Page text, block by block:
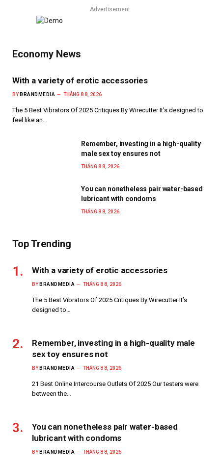
Advertisement
Economy News
With a variety of erotic accessories
BY BRANDMEDIA THÁNG 8 8, 2026
The 5 Best Vibrators Of 2025 Critiques By Wirecutter It’s designed to
feel like an…
Remember, investing in a high-quality
male sex toy ensures not
THÁNG 8 8, 2026
You can nonetheless pair water-based
lubricant with condoms
THÁNG 8 8, 2026
Top Trending
With a variety of erotic accessories
BY BRANDMEDIA THÁNG 8 8, 2026
The 5 Best Vibrators Of 2025 Critiques By Wirecutter It’s
designed to…
Remember, investing in a high-quality male
sex toy ensures not
BY BRANDMEDIA THÁNG 8 8, 2026
21 Best Online Intercourse Outlets Of 2025 Our testers were
between the…
You can nonetheless pair water-based
lubricant with condoms
BY BRANDMEDIA THÁNG 8 8, 2026